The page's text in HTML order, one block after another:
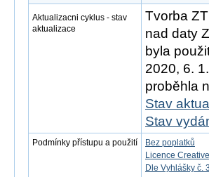
Aktualizacni cyklus - stav
aktualizace
Tvorba
nad daty
byla
2020, 6.
proběhla
Stav
Stav
Podmínky přístupu a použití
Bez poplatků
Licence
Dle Vyhlášky č.